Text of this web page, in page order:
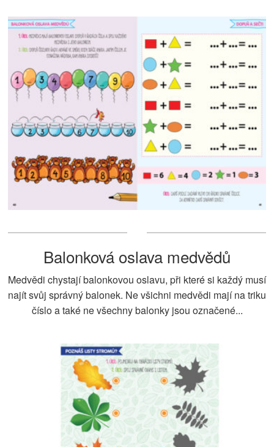
Balonková oslava medvědů
Medvědi chystají balonkovou oslavu, při které si každý musí
najít svůj správný balonek. Ne všichni medvědi mají na triku
číslo a také ne všechny balonky jsou označené...